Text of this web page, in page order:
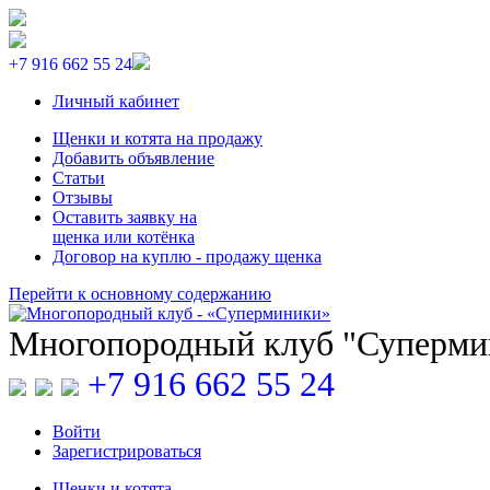
+7 916 662 55 24
Личный кабинет
Щенки и котята на продажу
Добавить объявление
Статьи
Отзывы
Оставить заявку на
щенка или котёнка
Договор на куплю - продажу щенка
Перейти к основному содержанию
Многопородный клуб
+7 916 662 55 24
Войти
Зарегистрироваться